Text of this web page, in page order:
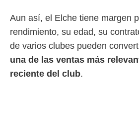
Aun así, el Elche tiene margen
rendimiento, su edad, su
de varios clubes pueden
una de las ventas más
reciente del club.